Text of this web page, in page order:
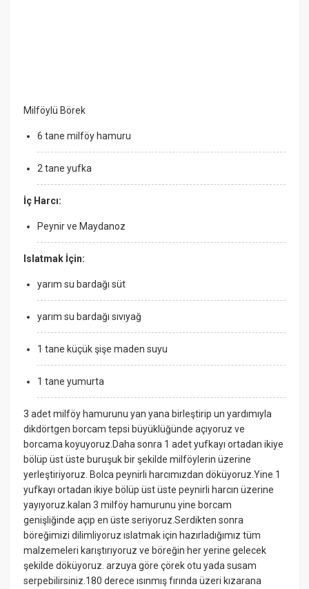
Milföylü Börek
6 tane milföy hamuru
2 tane yufka
İç Harcı:
Peynir ve Maydanoz
Islatmak İçin:
yarım su bardağı süt
yarım su bardağı sıvıyağ
1 tane küçük şişe maden suyu
1 tane yumurta
3 adet milföy hamurunu yan yana birleştirip un yardımıyla
dikdörtgen borcam tepsi büyüklüğünde açıyoruz ve
borcama koyuyoruz.Daha sonra 1 adet yufkayı ortadan ikiye
bölüp üst üste buruşuk bir şekilde milföylerin üzerine
yerleştiriyoruz. Bolca peynirli harcımızdan döküyoruz.Yine 1
yufkayı ortadan ikiye bölüp üst üste peynirli harcın üzerine
yayıyoruz.kalan 3 milföy hamurunu yine borcam
genişliğinde açıp en üste seriyoruz.Serdikten sonra
böreğimizi dilimliyoruz ıslatmak için hazırladığımız tüm
malzemeleri karıştırıyoruz ve böreğin her yerine gelecek
şekilde döküyoruz. arzuya göre çörek otu yada susam
serpebilirsiniz.180 derece ısınmış fırında üzeri kızarana